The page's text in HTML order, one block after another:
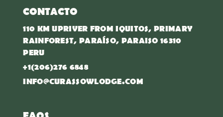
CONTACTO
110 KM UPRIVER FROM IQUITOS, PRIMARY
RAINFOREST, PARAÍSO, PARAISO 16310
PERU
+1(206)276 6848
INFO@CURASSOWLODGE.COM